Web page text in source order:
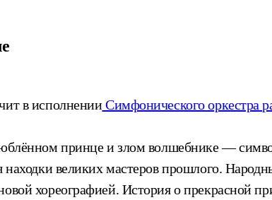
в исполненииСимфонического оркестра
принце и злом волшебнике —
находки великих мастеров прошлого.
хореографией. История о прекрасной